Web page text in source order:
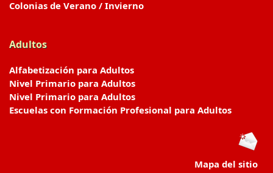
Colonias de Verano / Invierno
Adultos
Alfabetización para Adultos
Nivel Primario para Adultos
Nivel Primario para Adultos
Escuelas con Formación Profesional para Adultos
Mapa del sitio